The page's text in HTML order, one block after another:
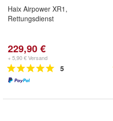
Haix Airpower XR1,
Rettungsdienst
229,90 €
+ 5,90 € Versand
5